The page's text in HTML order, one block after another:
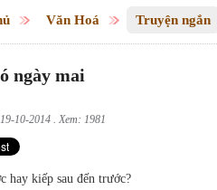
Văn Hoá Truyện ngắn
ngày mai
10-2014 . Xem: 1981
hay kiếp sau đến trước?